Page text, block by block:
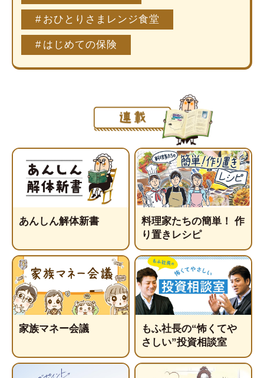
おひとりさまレンジ食堂
はじめての保険
あんしん解体新書
料理家たちの簡単！ 作
り置きレシピ
家族マネー会議
もふ社長の“怖くてや
さしい”投資相談室